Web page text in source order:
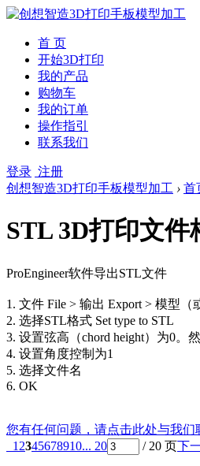
首 页
开始3D打印
我的产品
购物车
我的订单
操作指引
联系我们
登录 注册
创想智造3D打印手板模型加工 › 首
STL 3D打印文
ProEngineer软件导出STL文件
1. 文件 File > 输出 Export > 模型（
2. 选择STL格式 Set type to STL
3. 设置弦高（chord height）为0。
4. 设置角度控制为1
5. 选择文件名
6. OK
您有任何问题，请点击此处与我们
1 2345678910... 20 / 20 页下